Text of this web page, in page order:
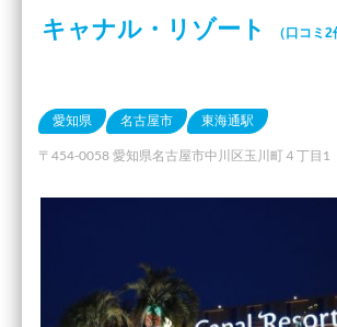
キャナル・リゾート （口コミ2
愛知県 名古屋市 東海通駅
〒454-0058 愛知県名古屋市中川区玉川町４丁目1